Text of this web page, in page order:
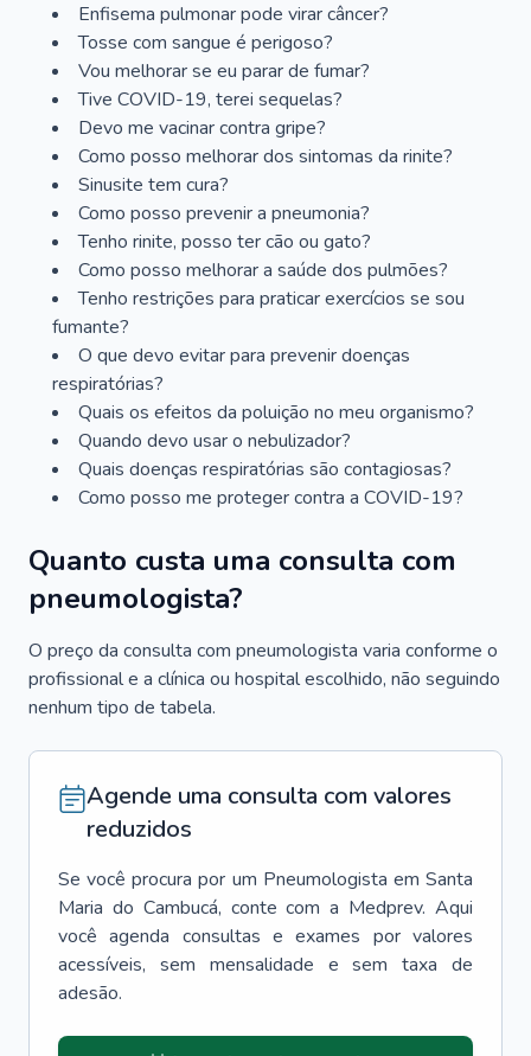
Enfisema pulmonar pode virar câncer?
Tosse com sangue é perigoso?
Vou melhorar se eu parar de fumar?
Tive COVID-19, terei sequelas?
Devo me vacinar contra gripe?
Como posso melhorar dos sintomas da rinite?
Sinusite tem cura?
Como posso prevenir a pneumonia?
Tenho rinite, posso ter cão ou gato?
Como posso melhorar a saúde dos pulmões?
Tenho restrições para praticar exercícios se sou
fumante?
O que devo evitar para prevenir doenças
respiratórias?
Quais os efeitos da poluição no meu organismo?
Quando devo usar o nebulizador?
Quais doenças respiratórias são contagiosas?
Como posso me proteger contra a COVID-19?
Quanto custa uma consulta com
pneumologista?
O preço da consulta com pneumologista varia conforme o
profissional e a clínica ou hospital escolhido, não seguindo
nenhum tipo de tabela.
Agende uma consulta com valores
reduzidos
Se você procura por um Pneumologista em Santa
Maria do Cambucá, conte com a Medprev. Aqui
você agenda consultas e exames por valores
acessíveis, sem mensalidade e sem taxa de
adesão.